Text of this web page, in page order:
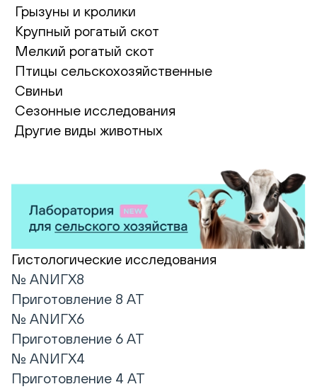
Грызуны и кролики
Крупный рогатый скот
Мелкий рогатый скот
Птицы сельскохозяйственные
Свиньи
Сезонные исследования
Другие виды животных
Гистологические исследования
№ ANИГХ8
Приготовление 8 АТ
№ ANИГХ6
Приготовление 6 АТ
№ ANИГХ4
Приготовление 4 АТ